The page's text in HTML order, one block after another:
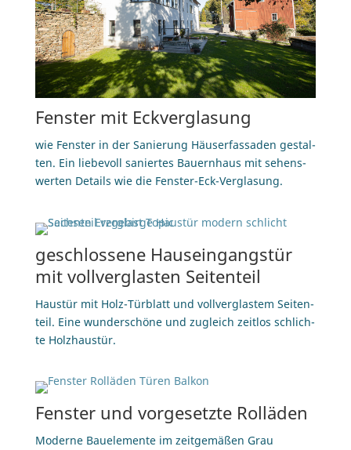
Fens­ter mit Eckverglasung
wie Fens­ter in der Sa­nie­rung Häu­ser­fas­sa­den ge­stal­
ten. Ein lie­be­voll sa­nier­tes Bau­ern­haus mit se­hens­
wer­ten De­tails wie die Fenster-Eck-Verglasung.
ge­schlos­se­ne Haus­ein­gangs­tür
mit voll­ver­glas­ten Seitenteil
Haus­tür mit Holz-Tür­blatt und voll­ver­glas­tem Sei­ten­
teil. Ei­ne wun­der­schö­ne und zu­gleich zeit­los schlich­
te Holzhaustür.
Fens­ter und vor­ge­setz­te Rolläden
Mo­der­ne Bau­ele­men­te im zeit­ge­mä­ßen Grau